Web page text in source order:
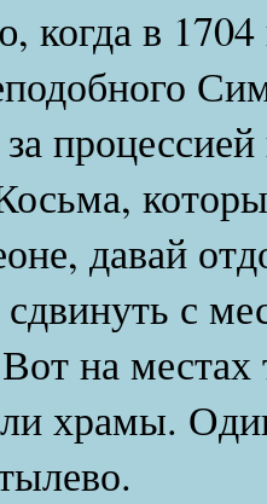
когда в
за
давай
с
на
храмы.